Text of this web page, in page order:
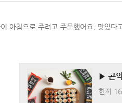
아침으로 주려고 주문했어요. 맛있
▶ 곤
한끼